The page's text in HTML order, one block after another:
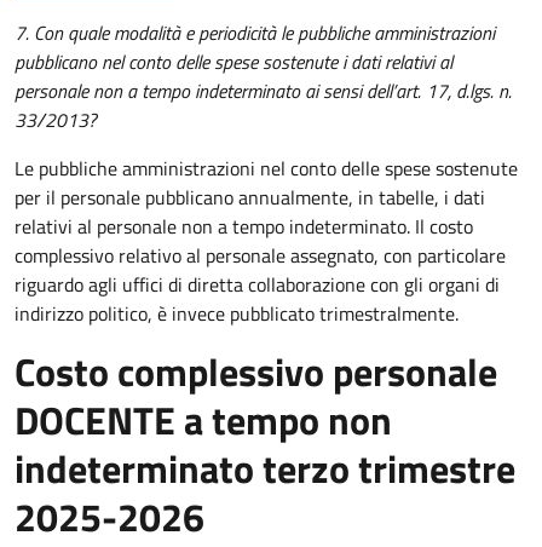
7. Con quale modalità e periodicità le pubbliche amministrazioni
pubblicano nel conto delle spese sostenute i dati relativi al
personale non a tempo indeterminato ai sensi dell’art. 17, d.lgs. n.
33/2013?
Le pubbliche amministrazioni nel conto delle spese sostenute
per il personale pubblicano annualmente, in tabelle, i dati
relativi al personale non a tempo indeterminato. Il costo
complessivo relativo al personale assegnato, con particolare
riguardo agli uffici di diretta collaborazione con gli organi di
indirizzo politico, è invece pubblicato trimestralmente.
Costo complessivo personale
DOCENTE a tempo non
indeterminato terzo trimestre
2025-2026